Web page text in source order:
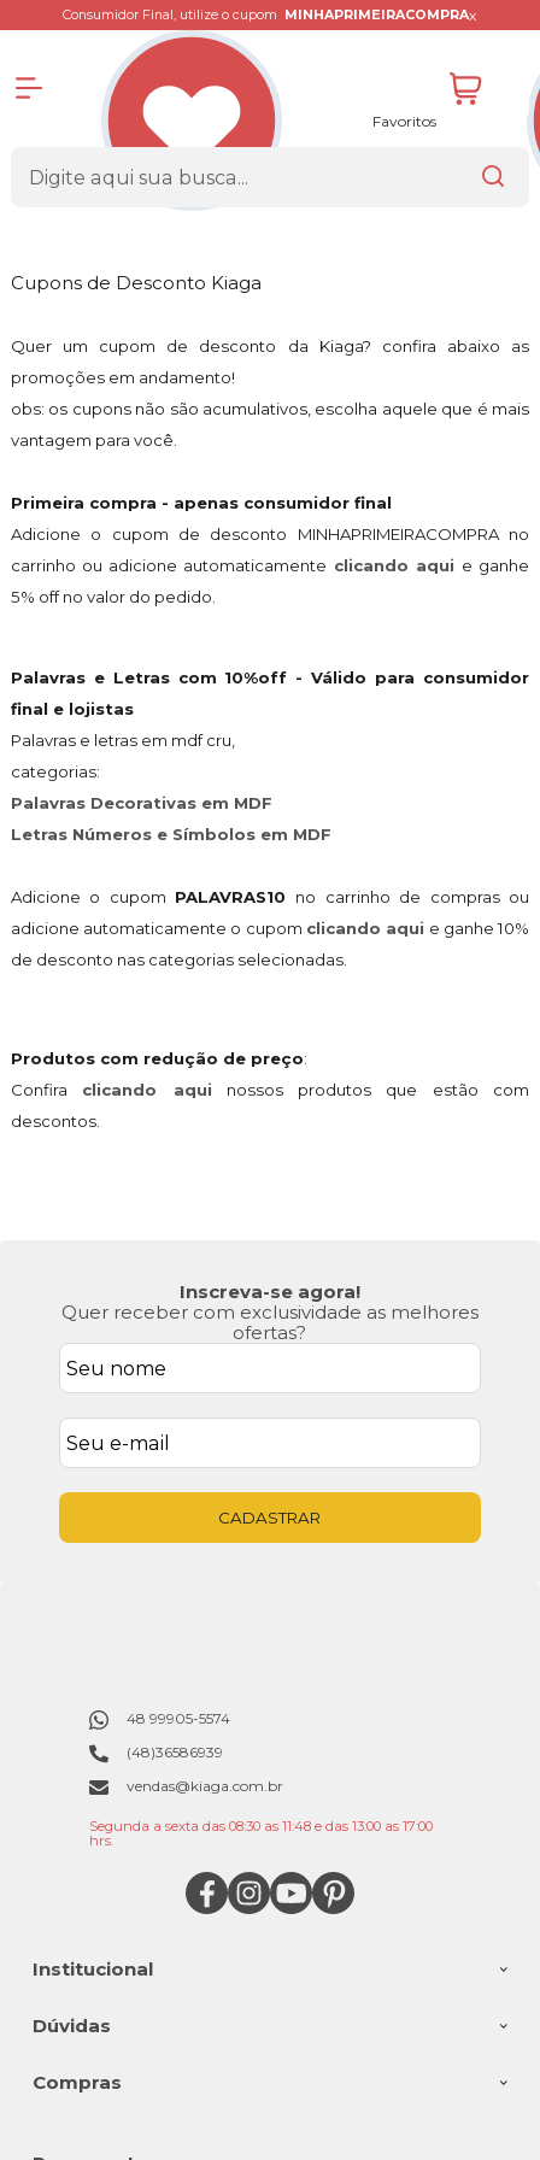
Consumidor Final, utilize o cupom MINHAPRIMEIRACOMPRAx
Favoritos
Cupons de Desconto Kiaga
Quer um cupom de desconto da Kiaga? confira abaixo as
promoções em andamento!
obs: os cupons não são acumulativos, escolha aquele que é mais
vantagem para você.
Primeira compra - apenas consumidor final
Adicione o cupom de desconto MINHAPRIMEIRACOMPRA no
carrinho ou adicione automaticamente clicando aqui e ganhe
5% off no valor do pedido.
Palavras e Letras com 10%off - Válido para consumidor
final e lojistas
Palavras e letras em mdf cru,
categorias:
Palavras Decorativas em MDF
Letras Números e Símbolos em MDF
Adicione o cupom PALAVRAS10 no carrinho de compras ou
adicione automaticamente o cupom clicando aqui e ganhe 10%
de desconto nas categorias selecionadas.
Produtos com redução de preço:
Confira clicando aqui nossos produtos que estão com
descontos.
Inscreva-se agora!
Quer receber com exclusividade as melhores
ofertas?
CADASTRAR
Institucional
Dúvidas
Compras
48 99905-5574
(48)36586939
vendas@kiaga.com.br
Segunda a sexta das 08:30 as 11:48 e das 13:00 as 17:00
hrs.